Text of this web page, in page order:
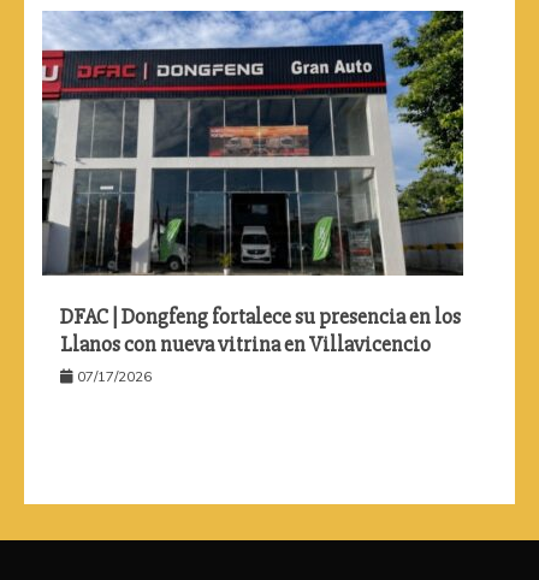
DFAC | Dongfeng fortalece su presencia en los
Llanos con nueva vitrina en Villavicencio
07/17/2026